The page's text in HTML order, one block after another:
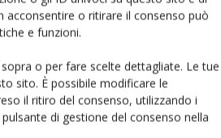
acconsentire o ritirare il consenso può
e funzioni.
o per fare scelte dettagliate. Le tue
sito. È possibile modificare le
il ritiro del consenso, utilizzando i
di gestione del consenso nella
L’interfaccia
2560x1600 pixel e la